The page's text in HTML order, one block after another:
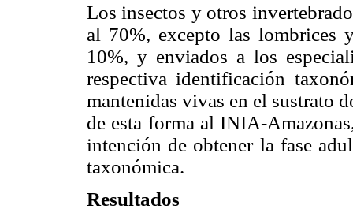
Los insectos y otros
al 70%, excepto las lombrices
10%, y enviados a los
respectiva identificación
mantenidas vivas en el sustrato
de esta forma al INIA-
intención de obtener la fase
taxonómica.
Resultados